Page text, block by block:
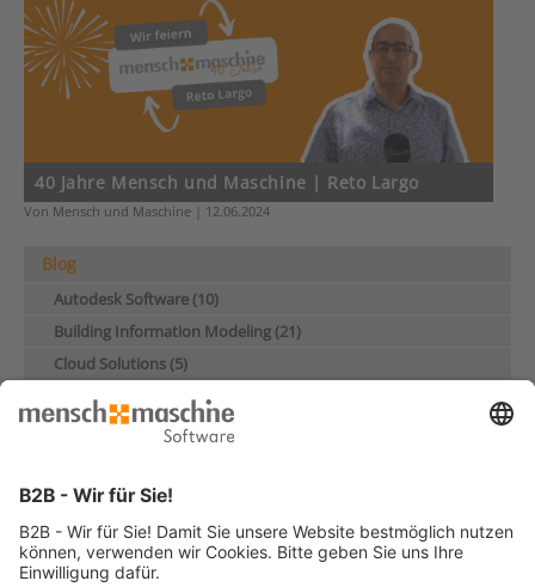
40 Jahre Mensch und Maschine | Reto Largo
Von Mensch und Maschine | 12.06.2024
Blog
Autodesk Software (10)
Building Information Modeling (21)
Cloud Solutions (5)
Datenmanagement (25)
Digitaler Zwilling (7)
Elektrotechnik & Mechatronik (21)
GIS & Infrastruktur (8)
Industrie & Maschinenbau (28)